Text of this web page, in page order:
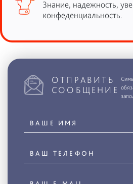
Знание, надежность,
конфеденциальность.
ОТПРАВИТЬ
СООБЩЕНИЕ